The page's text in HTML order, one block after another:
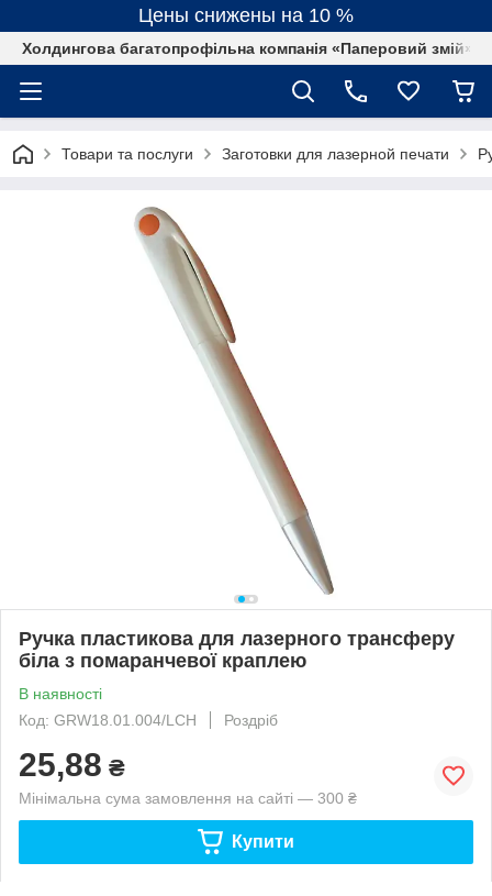
Цены снижены на 10 %
Холдингова багатопрофільна компанія «Паперовий змій»
Товари та послуги Заготовки для лазерной печати
Ручка пластикова для лазерного трансферу
біла з помаранчевої краплею
В наявності
Код: GRW18.01.004/LCH
Роздріб
25,88 ₴
Мінімальна сума замовлення на сайті — 300 ₴
Купити